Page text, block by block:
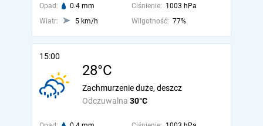
Opad: 0.4 mm Ciśnienie: 1003 hPa
Wiatr:
5 km/h Wilgotność: 77%
15:00
28°C
Odczuwalna 30°C
Zachmurzenie duże, deszcz